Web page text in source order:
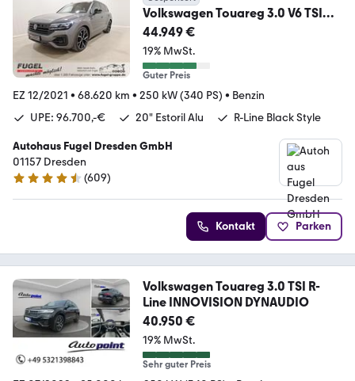
Volkswagen Touareg 3.0 V6 TSI
DSG R-Line 4Motion UPE: 96.7T
44.949 €
19% MwSt.
Guter Preis
EZ 12/2021 • 68.620 km • 250 kW (340 PS) • Benzin
UPE: 96.700,-€
20" Estoril Alu R-Line Black Style
Autohaus Fugel Dresden GmbH
01157 Dresden
4.6 Sterne
(609)
Kontakt Parken
Volkswagen Touareg 3.0 TSI R-
Line INNOVISION DYNAUDIO
40.950 €
19% MwSt.
Sehr guter Preis